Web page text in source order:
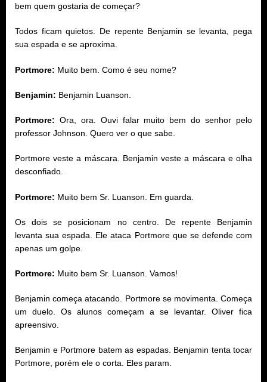
bem quem gostaria de começar?
Todos ficam quietos. De repente Benjamin se levanta, pega
sua espada e se aproxima.
Portmore: Muito bem. Como é seu nome?
Benjamin: Benjamin Luanson.
Portmore: Ora, ora. Ouvi falar muito bem do senhor pelo
professor Johnson. Quero ver o que sabe.
Portmore veste a máscara. Benjamin veste a máscara e olha
desconfiado.
Portmore: Muito bem Sr. Luanson. Em guarda.
Os dois se posicionam no centro. De repente Benjamin
levanta sua espada. Ele ataca Portmore que se defende com
apenas um golpe.
Portmore: Muito bem Sr. Luanson. Vamos!
Benjamin começa atacando. Portmore se movimenta. Começa
um duelo. Os alunos começam a se levantar. Oliver fica
apreensivo.
Benjamin e Portmore batem as espadas. Benjamin tenta tocar
Portmore, porém ele o corta. Eles param.